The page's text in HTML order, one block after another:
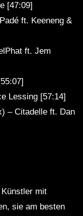
[47:09]
ft. Keeneng &
ft. Jem
Lessing [57:14]
– Citadelle ft. Dan
mit
sie am besten